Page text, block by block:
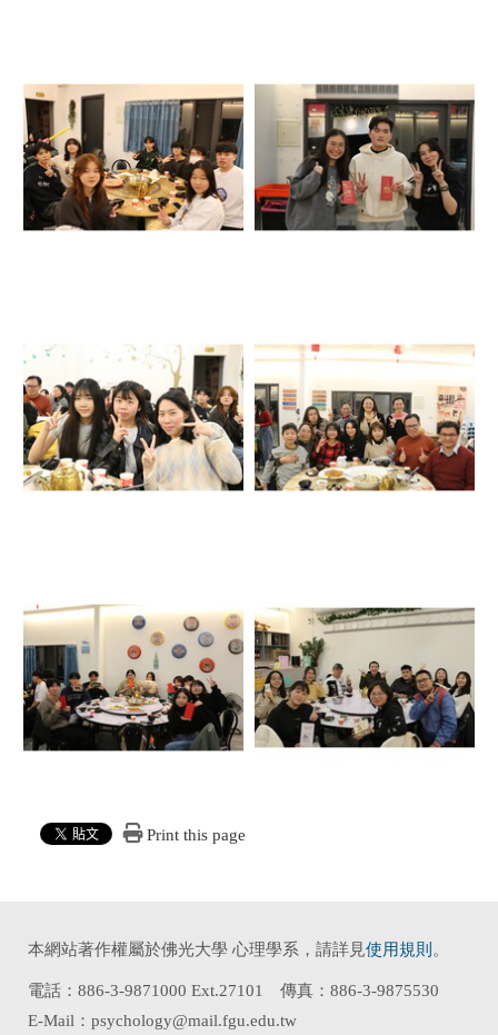
Print this page
本網站著作權屬於佛光大學 心理學系，請詳見使用規則 。
電話：886-3-9871000 Ext.27101 傳真：886-3-9875530
E-Mail：psychology@mail.fgu.edu.tw